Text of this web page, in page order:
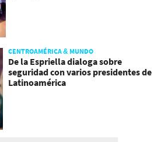
CENTROAMÉRICA & MUNDO
De la Espriella dialoga sobre
seguridad con varios presidentes de
Latinoamérica